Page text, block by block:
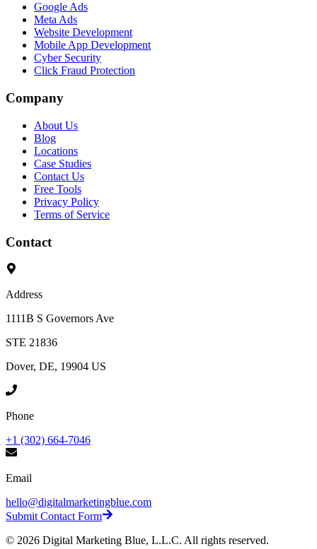
Google Ads
Meta Ads
Website Development
Mobile App Development
Cyber Security
Click Fraud Protection
Company
About Us
Blog
Locations
Case Studies
Contact Us
Free Tools
Privacy Policy
Terms of Service
Contact
Address
1111B S Governors Ave
STE 21836
Dover, DE, 19904 US
Phone
+1 (302) 664-7046
Email
hello@digitalmarketingblue.com
Submit Contact Form
© 2026 Digital Marketing Blue, L.L.C. All rights reserved.